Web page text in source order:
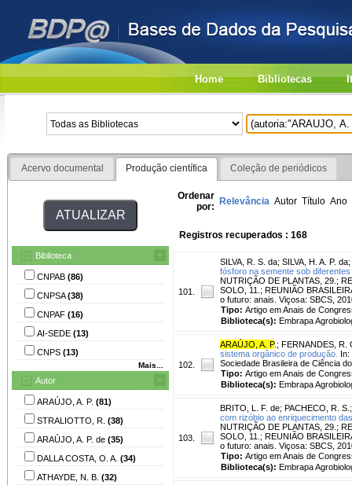
Home Bibliotecas
Acervo documental Produção científica Coleção de periódicos
Biblioteca
CNPAB (86)
CNPSA(38)
CNPAF (16)
AI-SEDE (13)
CNPS (13)
Mais...
Autor
ARAÚJO, A. P. (81)
STRALIOTTO, R. (38)
ARAÚJO, A. P. de (35)
DALLA COSTA, O. A. (34)
ATHAYDE, N. B. (32)
Ordenar
por: Relevância Autor Título Ano
Registros recuperados : 168
101.
SILVA, R. S. da; SILVA, H. A. P. da;
fósforo na semente sob
NUTRIÇÃO DE PLANTAS, 29.;
SOLO, 11.; REUNIÃO
o futuro: anais. Viçosa: SBCS,
Tipo: Artigo em Anais de
Biblioteca(s): Embrapa
102.
ARAÚJO, A. P. ; FERNANDES, R.
sistema orgânico de produção. In:
Sociedade Brasileira de Ciência
Tipo: Artigo em Anais de
Biblioteca(s): Embrapa
103.
BRITO, L. F. de; PACHECO, R. S.
com rizóbio ao enriquecimento
NUTRIÇÃO DE PLANTAS, 29.;
SOLO, 11.; REUNIÃO
o futuro: anais. Viçosa: SBCS,
Tipo: Artigo em Anais de
Biblioteca(s): Embrapa